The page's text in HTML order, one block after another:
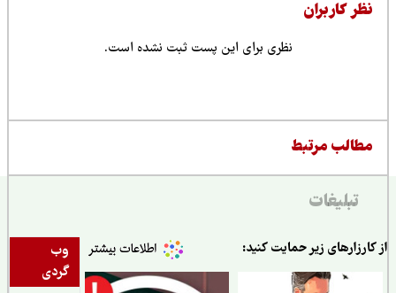
کاربران
نظری برای این پست ثبت نشده است.
مرتبط
تبلیغات
وب
گردی
زیر حمایت کنید: